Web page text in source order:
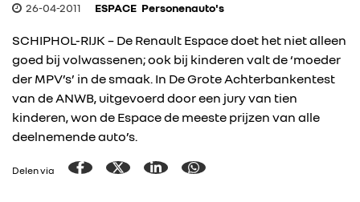
26-04-2011 ESPACE Personenauto's
SCHIPHOL-RIJK – De Renault Espace doet het niet alleen
goed bij volwassenen; ook bij kinderen valt de ‘moeder
der MPV’s’ in de smaak. In De Grote Achterbankentest
van de ANWB, uitgevoerd door een jury van tien
kinderen, won de Espace de meeste prijzen van alle
deelnemende auto’s.
Delen via